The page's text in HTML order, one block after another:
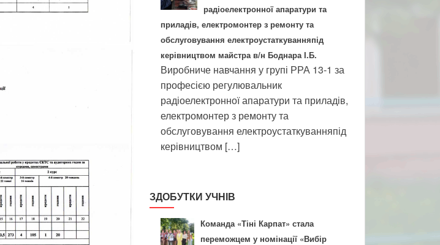
радіоелектронної апаратури та
приладів, електромонтер з ремонту та
обслуговування електроустаткуванняпід
керівництвом майстра в/н Боднара І.Б.
Виробниче навчання у групі РРА 13-1 за
професією регулювальник
радіоелектронної апаратури та приладів,
електромонтер з ремонту та
обслуговування електроустаткуванняпід
керівництвом […]
ЗДОБУТКИ УЧНІВ
Команда «Тіні Карпат» стала
переможцем у номінації «Вибір